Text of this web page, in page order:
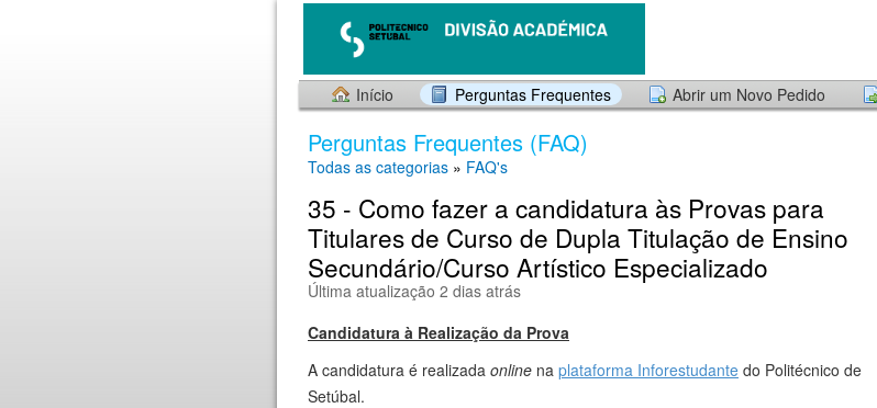
Início Perguntas Frequentes Abrir um Novo Pedido
Perguntas Frequentes (FAQ)
Todas as categorias » FAQ's
35 - Como fazer a candidatura às Provas para
Titulares de Curso de Dupla Titulação de Ensino
Secundário/Curso Artístico Especializado
Última atualização 2 dias atrás
Candidatura à Realização da Prova
A candidatura é realizada online na plataforma Inforestudante do Politécnico de
Setúbal.